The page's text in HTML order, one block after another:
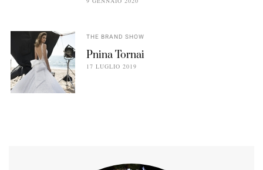
THE BRAND SHOW
Pnina Tornai
17 LUGLIO 2019